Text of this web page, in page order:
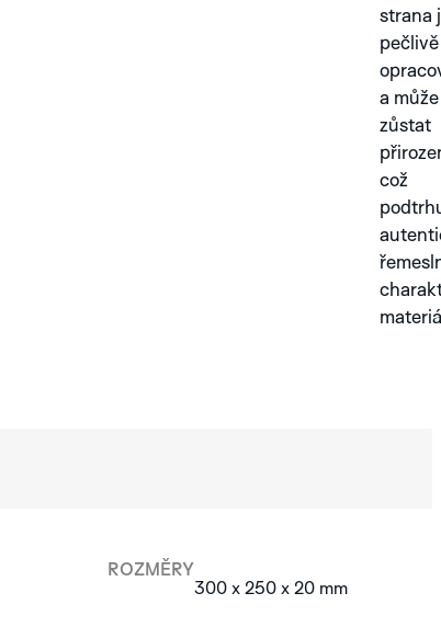
strana
pečlivě
a může
zůstat
což
ROZMĚRY
300 x 250 x 20 mm